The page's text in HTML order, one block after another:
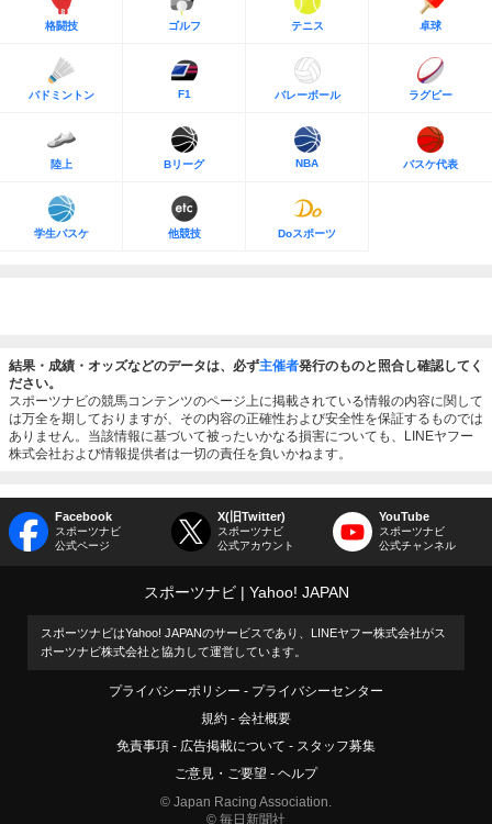
格闘技 ゴルフ テニス 卓球
バドミントン F1 バレーボール ラグビー
陸上 Bリーグ NBA バスケ代表
学生バスケ 他競技 Doスポーツ
結果・成績・オッズなどのデータは、必ず主催者発行のものと照合し確認してく
ださい。
スポーツナビの競馬コンテンツのページ上に掲載されている情報の内容に関して
は万全を期しておりますが、その内容の正確性および安全性を保証するものでは
ありません。当該情報に基づいて被ったいかなる損害についても、LINEヤフー
株式会社および情報提供者は一切の責任を負いかねます。
Facebook
スポーツナビ
公式ページ
X(旧Twitter)
スポーツナビ
公式アカウント
YouTube
スポーツナビ
公式チャンネル
スポーツナビ Yahoo! JAPAN
スポーツナビはYahoo! JAPANのサービスであり、LINEヤフー株式会社がス
ポーツナビ株式会社と協力して運営しています。
プライバシーポリシー
プライバシーセンター
規約
会社概要
免責事項
広告掲載について
スタッフ募集
ご意見・ご要望
ヘルプ
© Japan Racing Association.
© 毎日新聞社